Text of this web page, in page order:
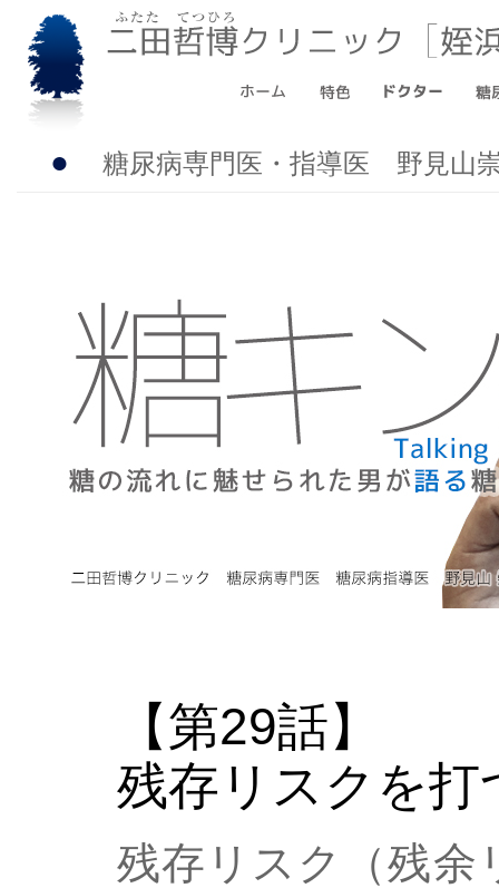
● 糖尿病専門医・指導医 野見山
【第29話】
残存リスクを打
残存リスク（残余